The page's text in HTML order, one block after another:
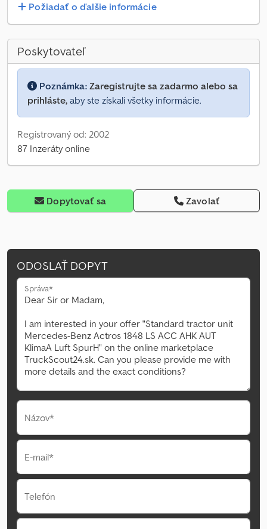
Požiadať o ďalšie informácie
Poskytovateľ
Poznámka: Zaregistrujte sa zadarmo alebo sa
prihláste, aby ste získali všetky informácie.
Registrovaný od: 2002
87 Inzeráty online
Dopytovať sa Zavolať
ODOSLAŤ DOPYT
Správa*
Názov*
E-mail*
Telefón